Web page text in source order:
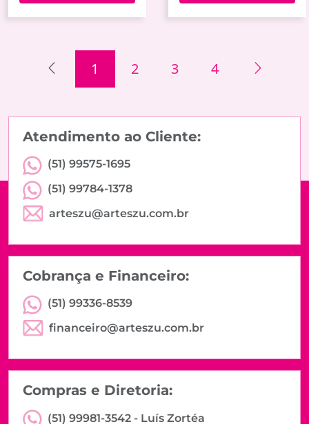
1 2 3 4
Atendimento ao Cliente:
(51) 99575-1695
(51) 99784-1378
arteszu@arteszu.com.br
Cobrança e Financeiro:
(51) 99336-8539
financeiro@arteszu.com.br
Compras e Diretoria:
(51) 99981-3542 - Luís Zortéa